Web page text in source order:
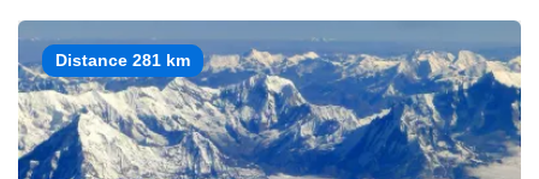
Distance 281 km